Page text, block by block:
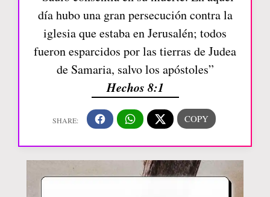
día hubo una gran persecución contra la
iglesia que estaba en Jerusalén; todos
fueron esparcidos por las tierras de Judea
de Samaria, salvo los apóstoles”
Hechos 8:1